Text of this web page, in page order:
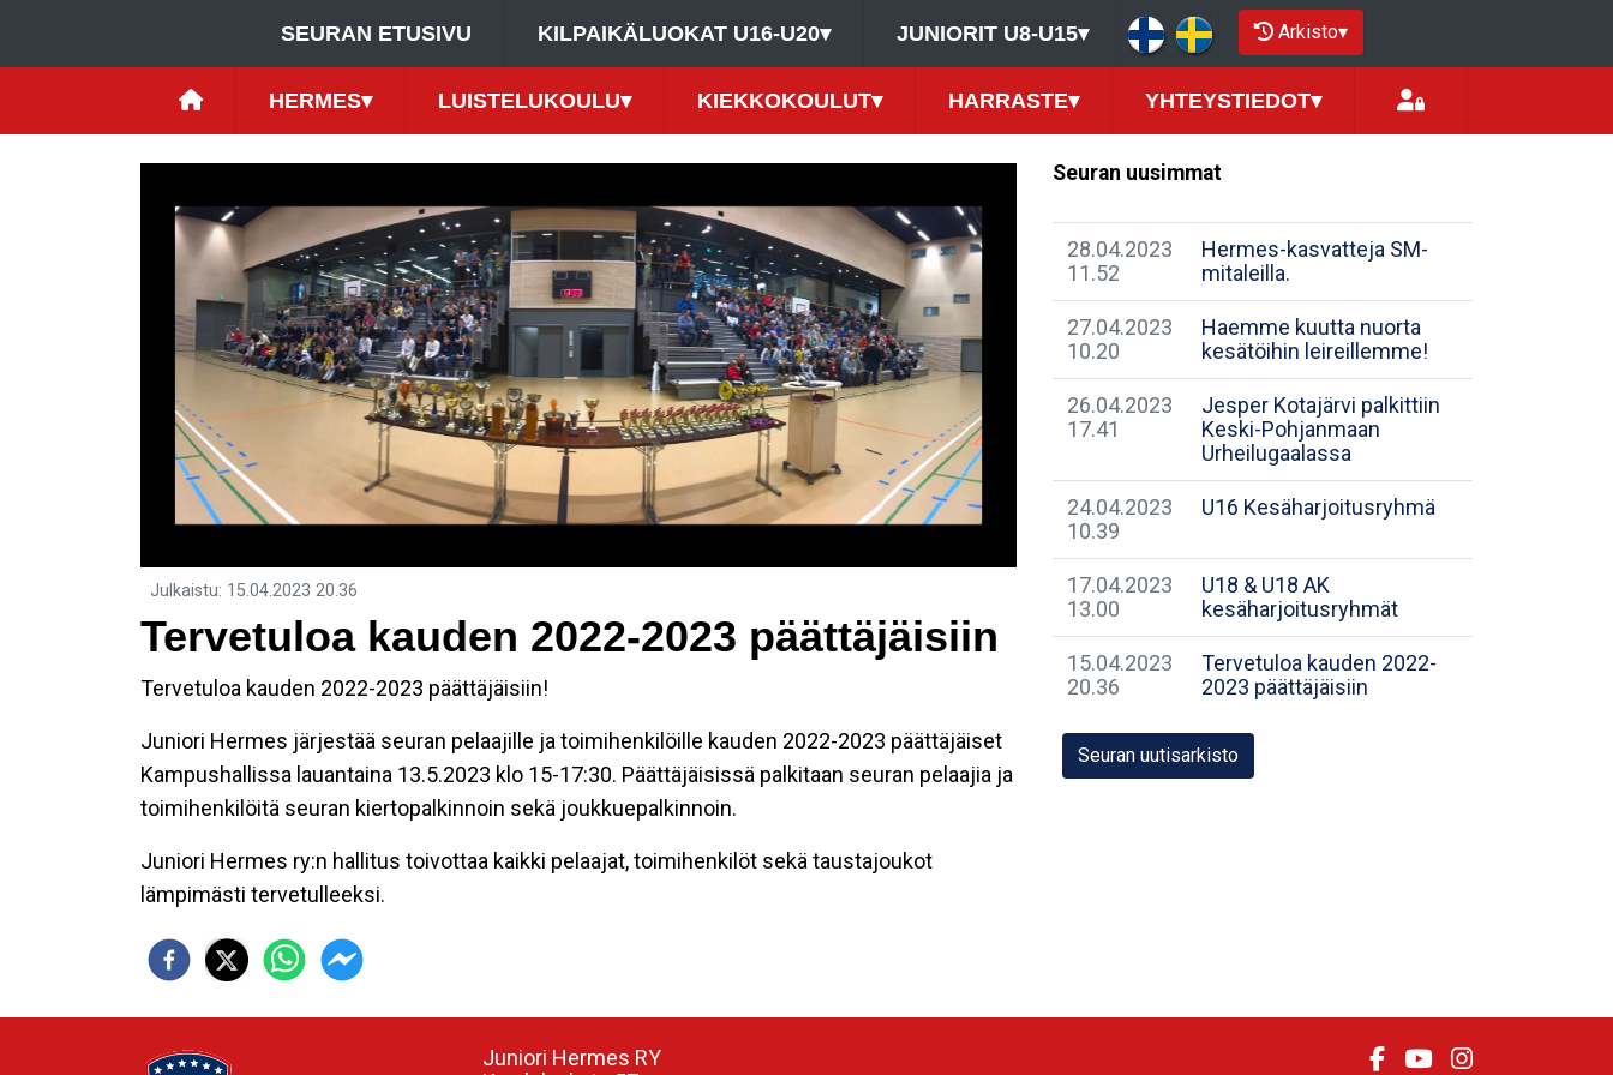
SEURAN ETUSIVU KILPAIKÄLUOKAT U16-U20▾ JUNIORIT U8-U15▾ Arkisto▾
HERMES▾ LUISTELUKOULU▾ KIEKKOKOULUT▾ HARRASTE▾ YHTEYSTIEDOT▾
Julkaistu: 15.04.2023 20.36
Tervetuloa kauden 2022-2023 päättäjäisiin
Tervetuloa kauden 2022-2023 päättäjäisiin!
Juniori Hermes järjestää seuran pelaajille ja toimihenkilöille kauden 2022-2023 päättäjäiset
Kampushallissa lauantaina 13.5.2023 klo 15-17:30. Päättäjäisissä palkitaan seuran pelaajia ja
toimihenkilöitä seuran kiertopalkinnoin sekä joukkuepalkinnoin.
Juniori Hermes ry:n hallitus toivottaa kaikki pelaajat, toimihenkilöt sekä taustajoukot
lämpimästi tervetulleeksi.
Seuran uusimmat
28.04.2023
11.52
Hermes-kasvatteja SM-
mitaleilla.
27.04.2023
10.20
Haemme kuutta nuorta
kesätöihin leireillemme!
26.04.2023
17.41
Jesper Kotajärvi palkittiin
Keski-Pohjanmaan
Urheilugaalassa
24.04.2023
10.39
U16 Kesäharjoitusryhmä
17.04.2023
13.00
U18 & U18 AK
kesäharjoitusryhmät
15.04.2023
20.36
Tervetuloa kauden 2022-
2023 päättäjäisiin
Seuran uutisarkisto
Juniori Hermes RY